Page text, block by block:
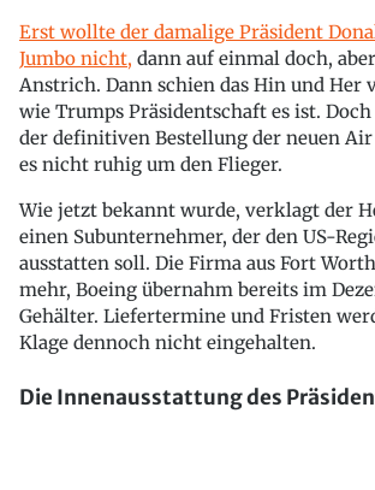
Erst wollte der damalige Präsident
Jumbo nicht, dann auf einmal doch,
Anstrich. Dann schien das Hin und Her
wie Trumps Präsidentschaft es ist. Doch
der definitiven Bestellung der neuen Air
es nicht ruhig um den Flieger.
Wie jetzt bekannt wurde, verklagt der
einen Subunternehmer, der den US-
ausstatten soll. Die Firma aus Fort
mehr, Boeing übernahm bereits im
Gehälter. Liefertermine und Fristen
Klage dennoch nicht eingehalten.
Die Innenausstattung des